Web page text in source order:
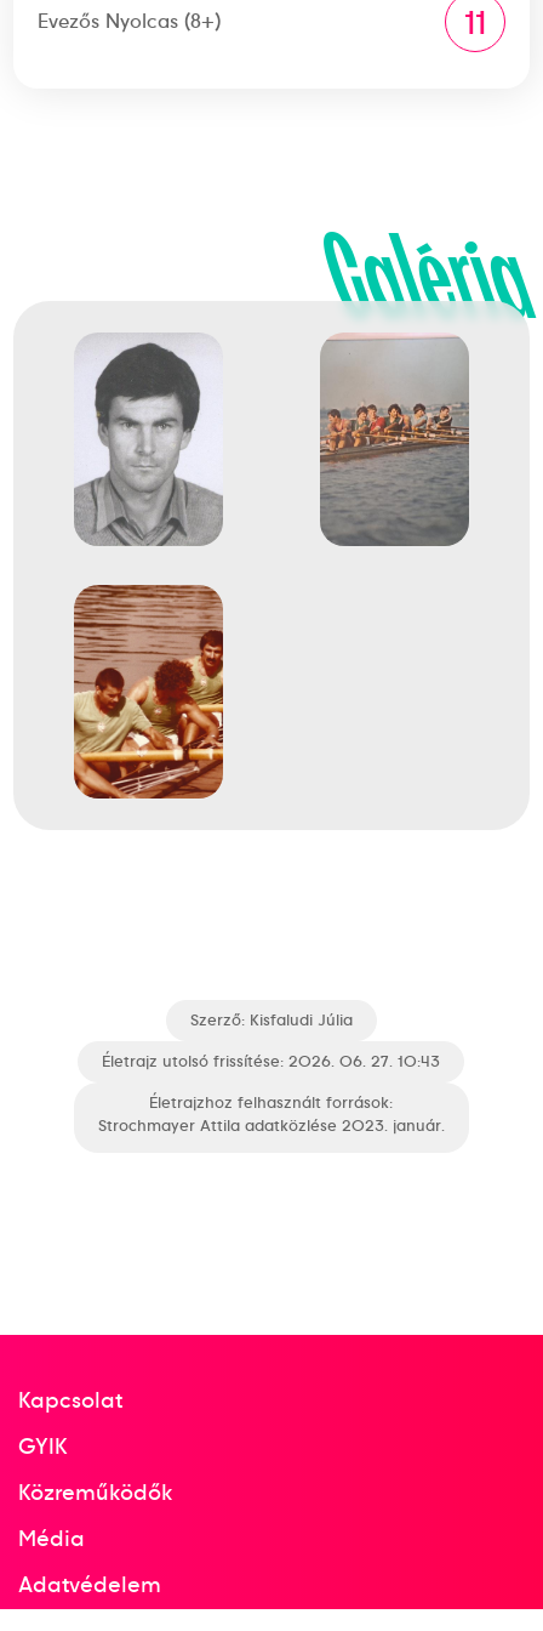
Evezős Nyolcas (8+) 11
Galéria
Szerző: Kisfaludi Júlia
Életrajz utolsó frissítése: 2026. 06. 27. 10:43
Életrajzhoz felhasznált források:
Strochmayer Attila adatközlése 2023. január.
Kapcsolat
GYIK
Közreműködők
Média
Adatvédelem